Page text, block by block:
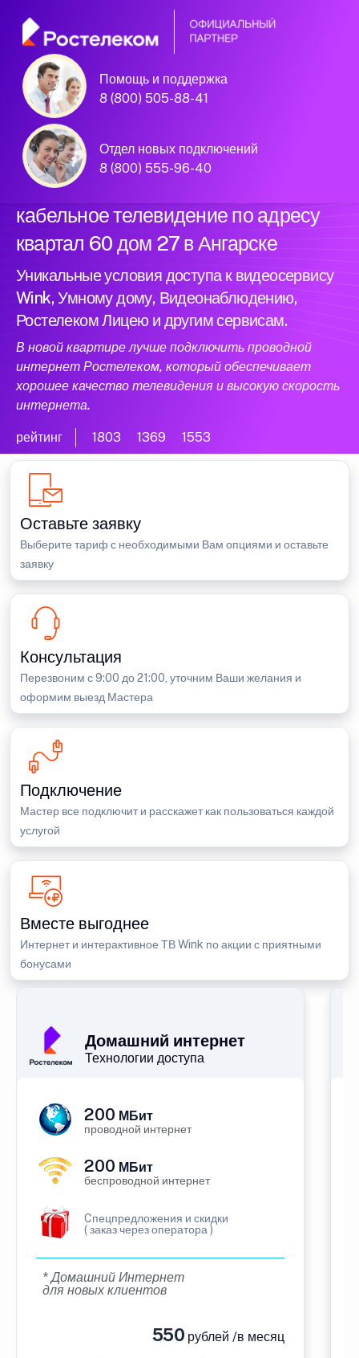
Помощь и поддержка
8 (800) 505-88-41
Отдел новых подключений
8 (800) 555-96-40
Официальный
партнер Ростелеком
Подключили новый интернет и
кабельное телевидение по адресу
квартал 60 дом 27 в Ангарске
Уникальные условия доступа к видеосервису
Wink, Умному дому, Видеонаблюдению,
Ростелеком Лицею и другим сервисам.
В новой квартире лучше подключить проводной
интернет Ростелеком, который обеспечивает
хорошее качество телевидения и высокую скорость
интернета.
рейтинг 1803 1369 1553
Оставьте заявку
Выберите тариф с необходимыми Вам опциями и оставьте
заявку
Консультация
Перезвоним с 9:00 до 21:00, уточним Ваши желания и
оформим выезд Мастера
Подключение
Мастер все подключит и расскажет как пользоваться каждой
услугой
Вместе выгоднее
Интернет и интерактивное ТВ Wink по акции с приятными
бонусами
Домашний интернет
Технологии доступа
200 МБит
проводной интернет
200 МБит
беспроводной интернет
Cпецпредложения и скидки
( заказ через оператора )
* Домашний Интернет
для новых клиентов
550 рублей /в месяц